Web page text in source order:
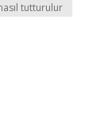
tutturulur